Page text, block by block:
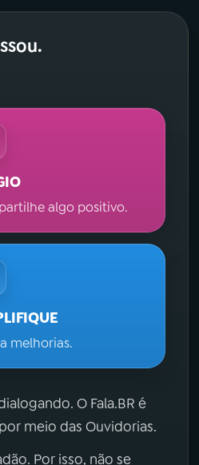
algo positivo.
melhorias.
O Fala.BR é
meio das Ouvidorias.
Por isso, não se